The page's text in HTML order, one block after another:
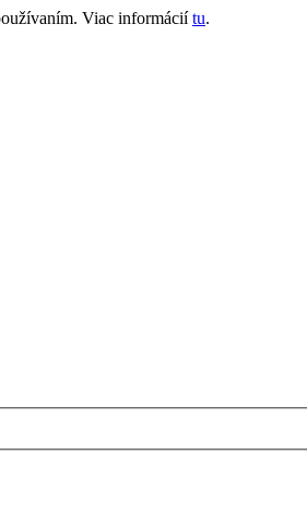
Viac informáciítu.